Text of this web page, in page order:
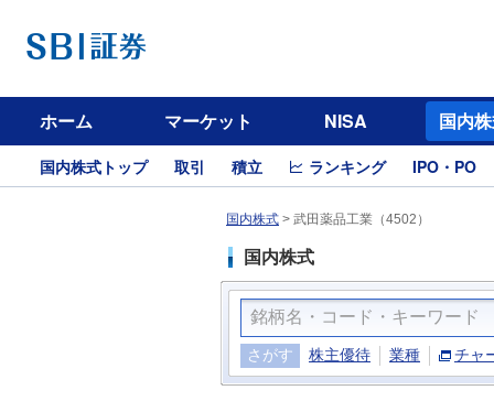
ホーム マーケット NISA 国内
国内株式トップ 取引 積立 ランキング IPO・PO
国内株式 > 武田薬品工業（4502）
国内株式
さがす 株主優待 業種 チャ